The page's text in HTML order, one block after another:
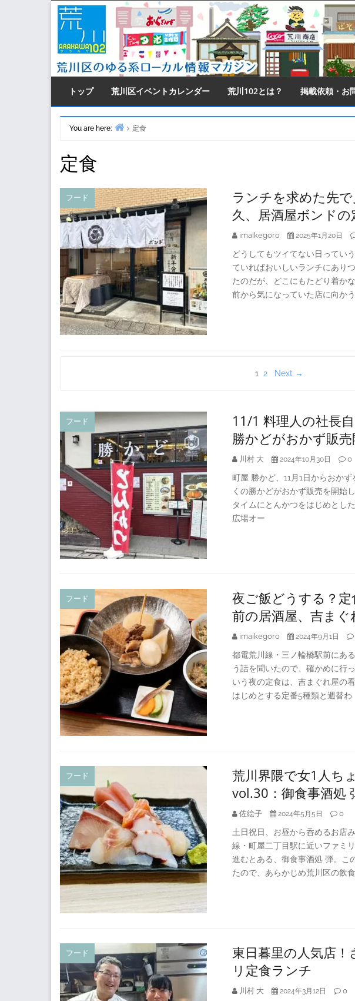
Skip
content
トップ 荒川区イベントカレンダー 荒川102とは？ 掲載依頼・お
You are here:
定食
定食
フード
ランチを求めた先
久、居酒屋ボンド
imaikegoro 2025年1月20日
どうしてもツイてない日ってい
ていればおいしいランチにあり
たのだが、どこにもたどり着か
前から気になっていた店に向か
の
ペ
ー
ジ
送
り
1 2 Next →
フード
11/1 料理人の社長
勝かどがおかず販売
川村 大 2024年10月30日 0
町屋 勝かど、11月1日からおか
くの勝かどがおかず販売を開始
タイムにとんかつをはじめとし
広場オー
フード
夜ご飯どうする？
前の居酒屋、吉ま
imaikegoro 2024年9月1日
都電荒川線・三ノ輪橋駅前にあ
う話を聞いたので、確かめに行
いう夜の定食は、吉まぐれ屋の
はじめとする定番5種類と週替わ
フード
荒川界隈で女1人ち
vol.30：御食事酒処
佐絵子 2024年5月5日 0
土日祝日、お昼から呑めるお店
線・町屋二丁目駅に近いファミ
進むとある、御食事酒処 弾。こ
たので、あらかじめ荒川区の飲
フード
東日暮里の人気店
リ定食ランチ
川村 大 2024年3月12日 0